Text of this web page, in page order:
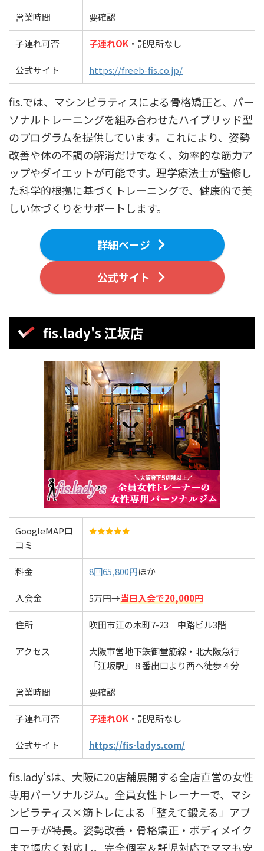
営業時間 要確認
子連れ可否 子連れOK ・託児所なし
公式サイト https://freeb-fis.co.jp/
fis.では、マシンピラティスによる骨格矯正と、パー
ソナルトレーニングを組み合わせたハイブリッド型
のプログラムを提供しています。これにより、姿勢
改善や体の不調の解消だけでなく、効率的な筋力ア
ップやダイエットが可能です。理学療法士が監修し
た科学的根拠に基づくトレーニングで、健康的で美
しい体づくりをサポートします。
詳細ページ
公式サイト
fis.lady's 江坂店
GoogleMAP口
コミ
料金 8回65,800円ほか
入会金 5万円→当日入会で20,000円
住所 吹田市江の木町7-23 中路ビル3階
アクセス
大阪市営地下鉄御堂筋線・北大阪急行
「江坂駅」８番出口より西へ徒歩４分
営業時間 要確認
子連れ可否 子連れOK ・託児所なし
公式サイト https://fis-ladys.com/
fis.lady’sは、大阪に20店舗展開する全店直営の女性
専用パーソナルジム。全員女性トレーナーで、マシ
ンピラティス×筋トレによる「整えて鍛える」アプ
ローチが特長。姿勢改善・骨格矯正・ボディメイク
まで幅広く対応し、完全個室＆託児対応でママも安